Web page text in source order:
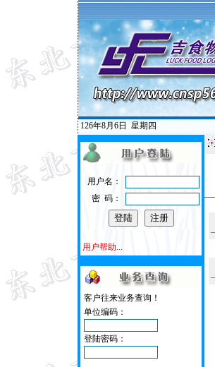
126年8月6日 星期四
用户名：
密 码：
用户帮助...
客户往来业务查询！
单位编码：
登陆密码：